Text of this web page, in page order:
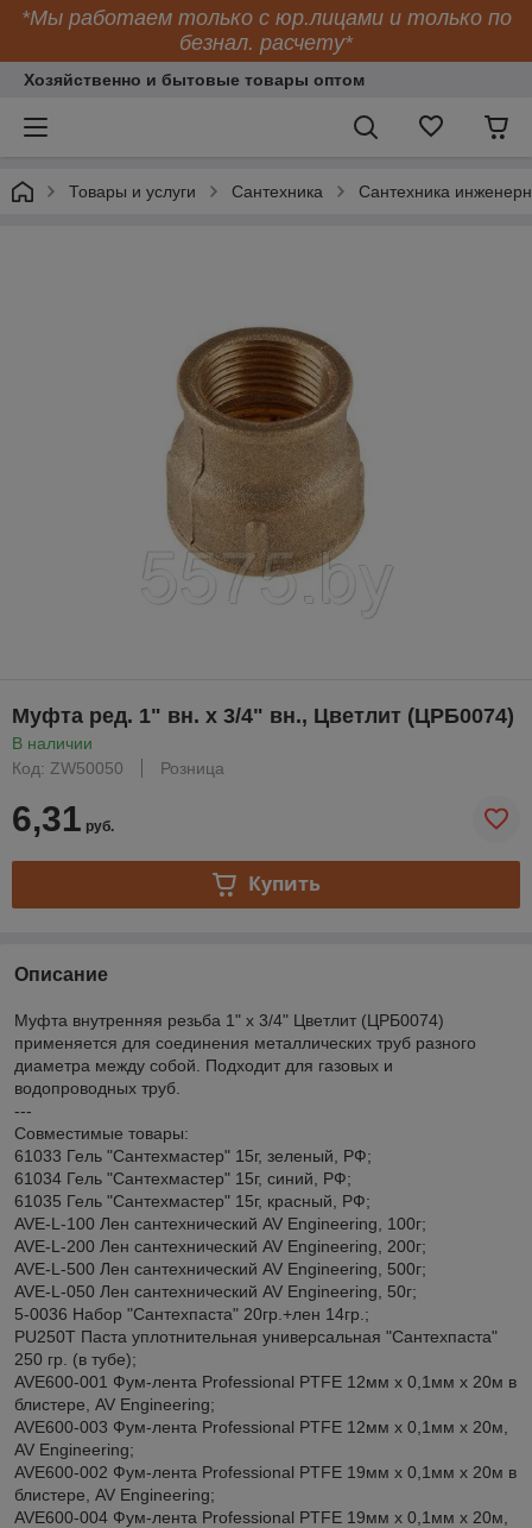
*Мы работаем только с юр.лицами и только по
безнал. расчету*
Хозяйственно и бытовые товары оптом
Товары и услуги Сантехника Сантехника
Муфта ред. 1" вн. х 3/4" вн., Цветлит (ЦРБ0074)
В наличии
Код: ZW50050
Розница
6,31 руб.
Купить
Описание
Муфта внутренняя резьба 1" х 3/4" Цветлит (ЦРБ0074)
применяется для соединения металлических труб разного
диаметра между собой. Подходит для газовых и
водопроводных труб.
---
Совместимые товары:
61033 Гель "Сантехмастер" 15г, зеленый, РФ;
61034 Гель "Сантехмастер" 15г, синий, РФ;
61035 Гель "Сантехмастер" 15г, красный, РФ;
AVE-L-100 Лен сантехнический AV Engineering, 100г;
AVE-L-200 Лен сантехнический AV Engineering, 200г;
AVE-L-500 Лен сантехнический AV Engineering, 500г;
AVE-L-050 Лен сантехнический AV Engineering, 50г;
5-0036 Набор "Сантехпаста" 20гр.+лен 14гр.;
PU250T Паста уплотнительная универсальная "Сантехпаста"
250 гр. (в тубе);
AVE600-001 Фум-лента Professional PTFE 12мм х 0,1мм х 20м в
блистере, AV Engineering;
AVE600-003 Фум-лента Professional PTFE 12мм х 0,1мм х 20м,
AV Engineering;
AVE600-002 Фум-лента Professional PTFE 19мм х 0,1мм х 20м в
блистере, AV Engineering;
AVE600-004 Фум-лента Professional PTFE 19мм х 0,1мм х 20м,